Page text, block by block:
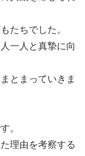
たちでした。
一人と真摯に向
とまっていきま
。
理由を考察する